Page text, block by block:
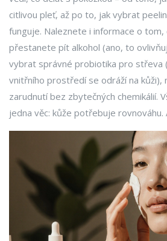
citlivou pleť, až po to, jak vybrat
funguje. Naleznete i informace o
přestanete pít alkohol (ano, to
vybrat správné probiotika pro střeva
vnitřního prostředí se odráží na kůži),
zarudnutí bez zbytečných chemikálií.
jedna věc: kůže potřebuje